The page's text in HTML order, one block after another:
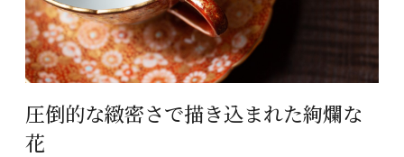
圧倒的な緻密さで描き込まれた絢爛な
花